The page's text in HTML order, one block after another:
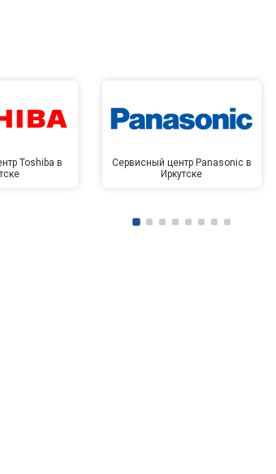
Toshiba в
Сервисный центр Panasonic в
Иркутске